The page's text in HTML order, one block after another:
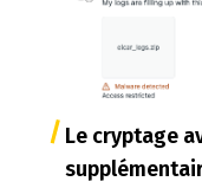
Le cryptage